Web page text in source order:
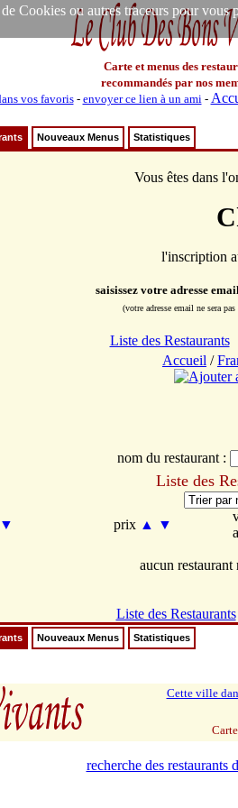
Cookies ou autres traceurs pour vous
Carte et menus des
recommandés par nos
vos favoris- envoyer ce lien à un ami-
Nouveaux Menus Statistiques
Vous êtes dans
l'inscription
saisissez votre adresse
(votre adresse email ne sera
Liste des Restaurants
Accueil /
nom du restaurant :
Liste des
▼ prix ▲ ▼
aucun
Liste des Restaurants
Nouveaux Menus Statistiques
Cette ville
recherche des restaurants